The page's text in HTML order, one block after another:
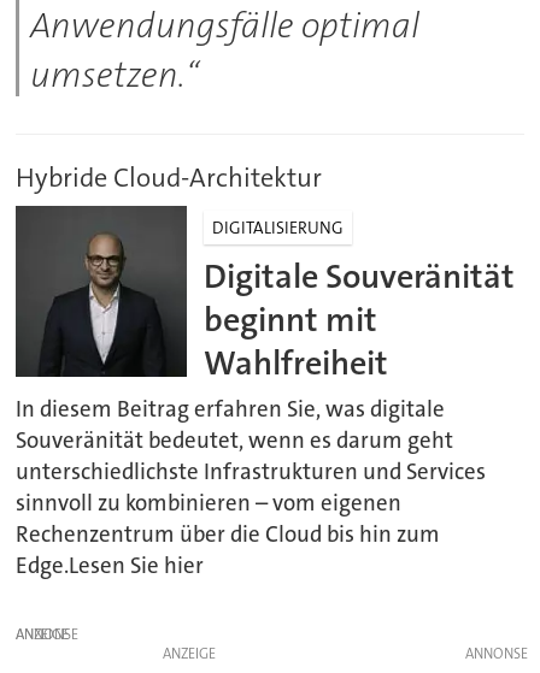
Anwendungsfälle optimal
umsetzen.“
Hybride Cloud-Architektur
DIGITALISIERUNG
Digitale Souveränität
beginnt mit
Wahlfreiheit
In diesem Beitrag erfahren Sie, was digitale
Souveränität bedeutet, wenn es darum geht
unterschiedlichste Infrastrukturen und Services
sinnvoll zu kombinieren – vom eigenen
Rechenzentrum über die Cloud bis hin zum
Edge.Lesen Sie hier
ANZEIGE
ANZEIGE